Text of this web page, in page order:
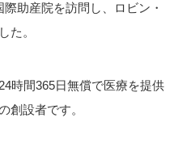
助産院を訪問し、ロビン・
た。
時間365日無償で医療を提供
創設者です。